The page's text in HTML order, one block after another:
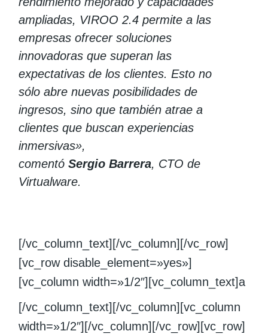
ampliadas, VIROO 2.4 permite a las
empresas ofrecer soluciones
innovadoras que superan las
expectativas de los clientes. Esto no
sólo abre nuevas posibilidades de
ingresos, sino que también atrae a
clientes que buscan experiencias
inmersivas»,
comentóSergio Barrera, CTO de
Virtualware.
[/vc_column_text][/vc_column][/vc_row]
[vc_row disable_element=»yes»]
[vc_column width=»1/2″][vc_column_text]a
[/vc_column_text][/vc_column][vc_column
width=»1/2″][/vc_column][/vc_row][vc_row]